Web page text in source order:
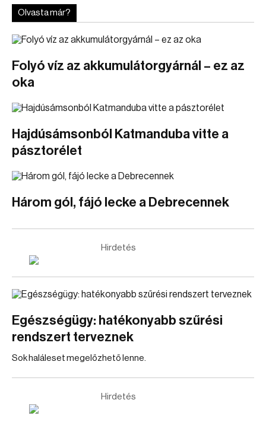
Olvasta már?
Folyó víz az akkumulátorgyárnál – ez az
oka
Hajdúsámsonból Katmanduba vitte a
pásztorélet
Három gól, fájó lecke a Debrecennek
Hirdetés
Egészségügy: hatékonyabb szűrési
rendszert terveznek
Sok haláleset megelőzhető lenne.
Hirdetés